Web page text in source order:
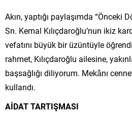
Akın, yaptığı paylaşımda “Önceki
Sn. Kemal Kılıçdaroğlu’nun ikiz
vefatını büyük bir üzüntüyle
rahmet, Kılıçdaroğlu ailesine,
başsağlığı diliyorum. Mekânı
kullandı.
AİDAT TARTIŞMASI